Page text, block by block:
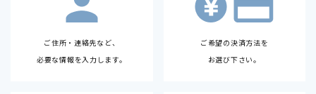
ご住所・連絡先など、
必要な情報を入力します。
ご希望の決済方法を
お選び下さい。